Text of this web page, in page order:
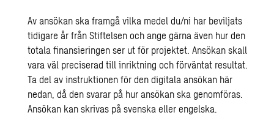
Av ansökan ska framgå vilka medel du/ni har beviljats
tidigare år från Stiftelsen och ange gärna även hur den
totala finansieringen ser ut för projektet. Ansökan skall
vara väl preciserad till inriktning och förväntat resultat.
Ta del av instruktionen för den digitala ansökan här
nedan, då den svarar på hur ansökan ska genomföras.
Ansökan kan skrivas på svenska eller engelska.